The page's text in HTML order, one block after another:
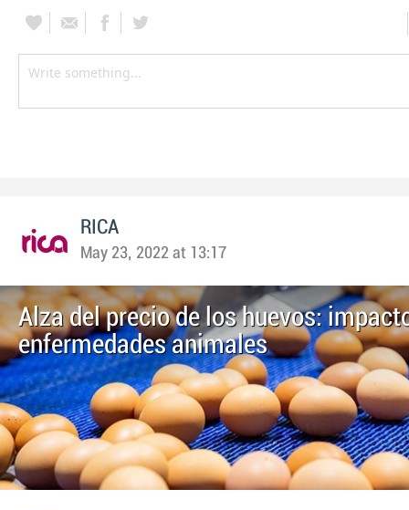
RICA
May 23, 2022 at 13:17
Alza del precio de los huevos:
enfermedades animales